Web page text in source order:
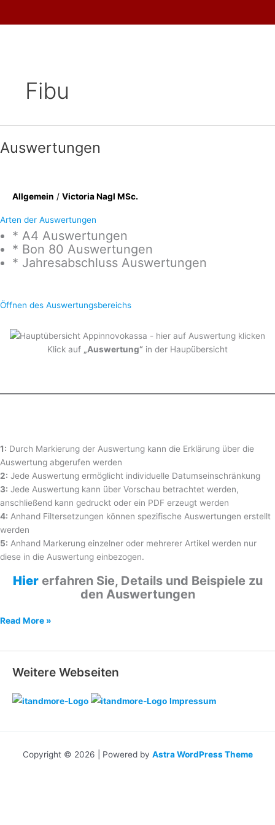
Fibu
Auswertungen
Allgemein / Victoria Nagl MSc.
Arten der Auswertungen
* A4 Auswertungen
* Bon 80 Auswertungen
* Jahresabschluss Auswertungen
Öffnen des Auswertungsbereichs
Klick auf „Auswertung“ in der Haupübersicht
1: Durch Markierung der Auswertung kann die Erklärung über die
Auswertung abgerufen werden
2: Jede Auswertung ermöglicht individuelle Datumseinschränkung
3: Jede Auswertung kann über Vorschau betrachtet werden,
anschließend kann gedruckt oder ein PDF erzeugt werden
4: Anhand Filtersetzungen können spezifische Auswertungen erstellt
werden
5: Anhand Markerung einzelner oder mehrerer Artikel werden nur
diese in die Auswertung einbezogen.
Hiererfahren Sie, Details und Beispiele zu
den Auswertungen
Auswertungen
Read More »
Weitere Webseiten
Impressum
Copyright © 2026 | Powered by Astra WordPress Theme